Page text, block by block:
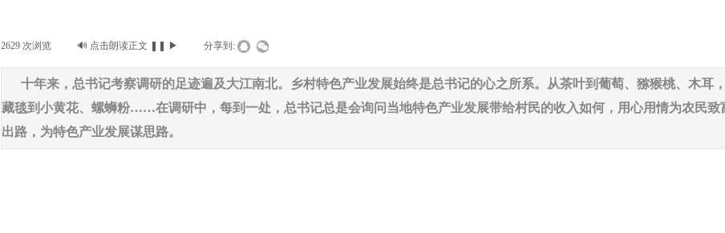
2629 次浏览 🔊 点击朗读正文 ▶ 分享到:
十年来，总书记考察调研的足迹遍及大江南北。乡村特色产业发展始终是总书记的心之所系。从茶叶到葡萄、猕猴桃、木耳
藏毯到小黄花、螺蛳粉……在调研中，每到一处，总书记总是会询问当地特色产业发展带给村民的收入如何，用心用情为农民致
出路，为特色产业发展谋思路。